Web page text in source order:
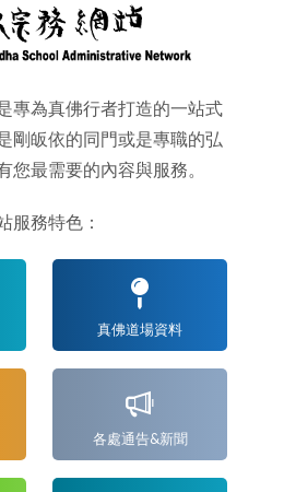
專為真佛行者打造的一站式
剛皈依的同門或是專職的弘
您最需要的內容與服務。
服務特色：
真佛道場資料
各處通告&新聞